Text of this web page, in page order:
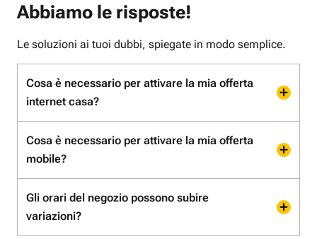
Abbiamo le risposte!
Le soluzioni ai tuoi dubbi, spiegate in modo semplice.
Cosa è necessario per attivare la mia offerta
internet casa?
Cosa è necessario per attivare la mia offerta
mobile?
Gli orari del negozio possono subire
variazioni?